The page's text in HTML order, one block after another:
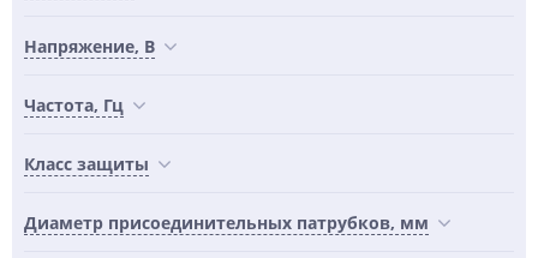
Напряжение, В
Частота, Гц
Класс защиты
Диаметр присоединительных патрубков, мм